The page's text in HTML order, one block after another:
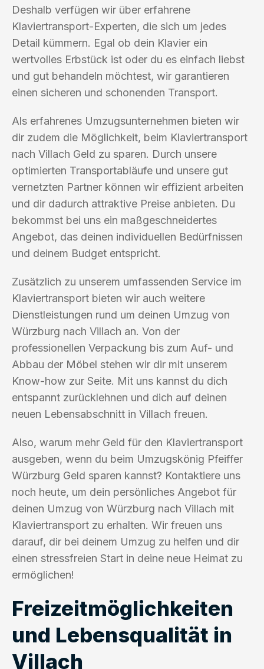
Deshalb verfügen wir über erfahrene
Klaviertransport-Experten, die sich um jedes
Detail kümmern. Egal ob dein Klavier ein
wertvolles Erbstück ist oder du es einfach liebst
und gut behandeln möchtest, wir garantieren
einen sicheren und schonenden Transport.
Als erfahrenes Umzugsunternehmen bieten wir
dir zudem die Möglichkeit, beim Klaviertransport
nach Villach Geld zu sparen. Durch unsere
optimierten Transportabläufe und unsere gut
vernetzten Partner können wir effizient arbeiten
und dir dadurch attraktive Preise anbieten. Du
bekommst bei uns ein maßgeschneidertes
Angebot, das deinen individuellen Bedürfnissen
und deinem Budget entspricht.
Zusätzlich zu unserem umfassenden Service im
Klaviertransport bieten wir auch weitere
Dienstleistungen rund um deinen Umzug von
Würzburg nach Villach an. Von der
professionellen Verpackung bis zum Auf- und
Abbau der Möbel stehen wir dir mit unserem
Know-how zur Seite. Mit uns kannst du dich
entspannt zurücklehnen und dich auf deinen
neuen Lebensabschnitt in Villach freuen.
Also, warum mehr Geld für den Klaviertransport
ausgeben, wenn du beim Umzugskönig Pfeiffer
Würzburg Geld sparen kannst? Kontaktiere uns
noch heute, um dein persönliches Angebot für
deinen Umzug von Würzburg nach Villach mit
Klaviertransport zu erhalten. Wir freuen uns
darauf, dir bei deinem Umzug zu helfen und dir
einen stressfreien Start in deine neue Heimat zu
ermöglichen!
Freizeitmöglichkeiten
und Lebensqualität in
Villach